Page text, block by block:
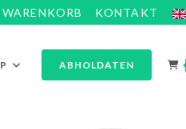
WARENKORB KONTAKT
ABHOLDATEN